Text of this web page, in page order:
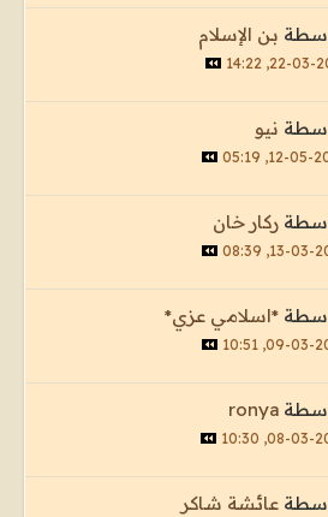
بن الإسلام
22-03-2021,
نيو
12-05-2020,
ركار خان
13-03-2019,
*اسلامي عزي*
09-03-2019,
ronya
08-03-2019,
عائشة شاكر